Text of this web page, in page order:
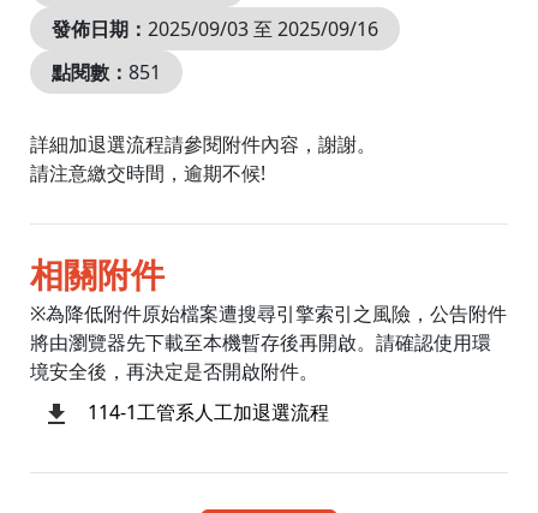
發佈日期： 2025/09/03 至 2025/09/16
點閱數： 851
詳細加退選流程請參閱附件內容，謝謝。
請注意繳交時間，逾期不候!
相關附件
※為降低附件原始檔案遭搜尋引擎索引之風險，公告附件
將由瀏覽器先下載至本機暫存後再開啟。請確認使用環
境安全後，再決定是否開啟附件。
114-1工管系人工加退選流程